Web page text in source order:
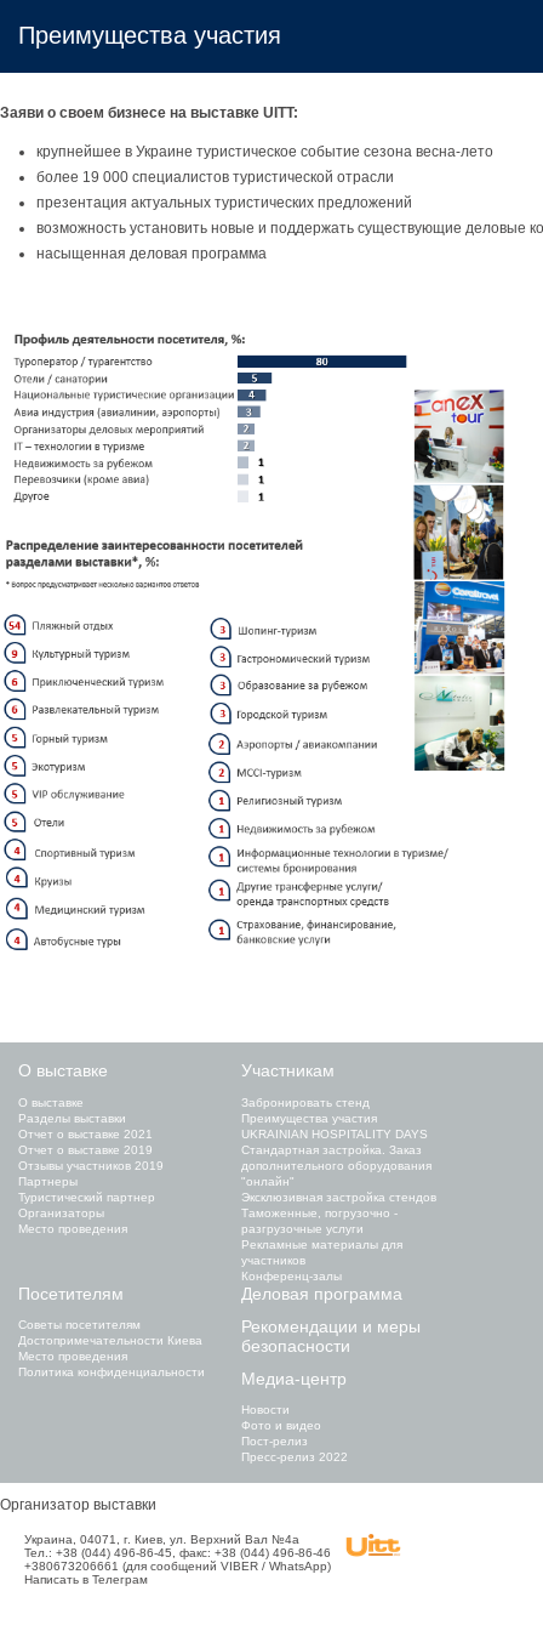
Преимущества участия
Заяви о своем бизнесе на выставке UITT:
крупнейшее в Украине туристическое событие сезона весна-лето
более 19 000 специалистов туристической отрасли
презентация актуальных туристических предложений
возможность установить новые и поддержать существующие деловые
насыщенная деловая программа
О выставке
О выставке
Разделы выставки
Отчет о выставке 2021
Отчет о выставке 2019
Отзывы участников 2019
Партнеры
Туристический партнер
Организаторы
Место проведения
Участникам
Забронировать стенд
Преимущества участия
UKRAINIAN HOSPITALITY DAYS
Стандартная застройка. Заказ
дополнительного оборудования
"онлайн"
Эксклюзивная застройка стендов
Таможенные, погрузочно -
разгрузочные услуги
Рекламные материалы для
участников
Конференц-залы
Посетителям
Советы посетителям
Достопримечательности Киева
Место проведения
Политика конфиденциальности
Деловая программа
Рекомендации и меры
безопасности
Медиа-центр
Новости
Фото и видео
Пост-релиз
Пресс-релиз 2022
Организатор выставки
Украина, 04071, г. Киев, ул. Верхний Вал №4а
Тел.: +38 (044) 496-86-45, факс: +38 (044) 496-86-46
+380673206661 (для сообщений VIBER / WhatsApp)
Написать в Телеграм